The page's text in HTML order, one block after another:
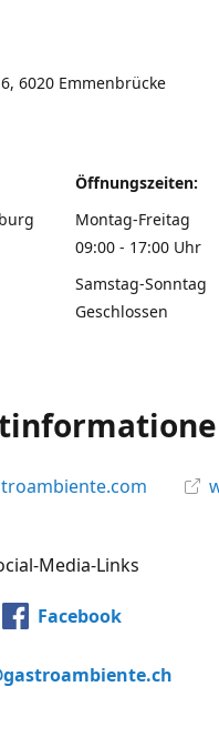
6020 Emmenbrücke
Öffnungszeiten:
Montag-Freitag
09:00 - 17:00 Uhr
Samstag-Sonntag
Geschlossen
Media-Links
Facebook